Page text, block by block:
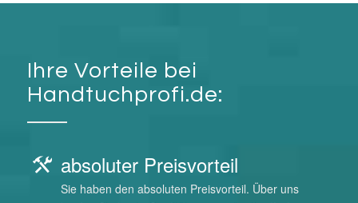
Sie haben den absoluten Preisvorteil. Über uns
kaufen Sie beste Qualität, super günstig
Hersteller.
Schnell & zuverlässig
Alle Aufträge wickeln wir schnell und zuverlässig ab.
Die Auslieferung erfolgt durch unseren
Lieferservice!